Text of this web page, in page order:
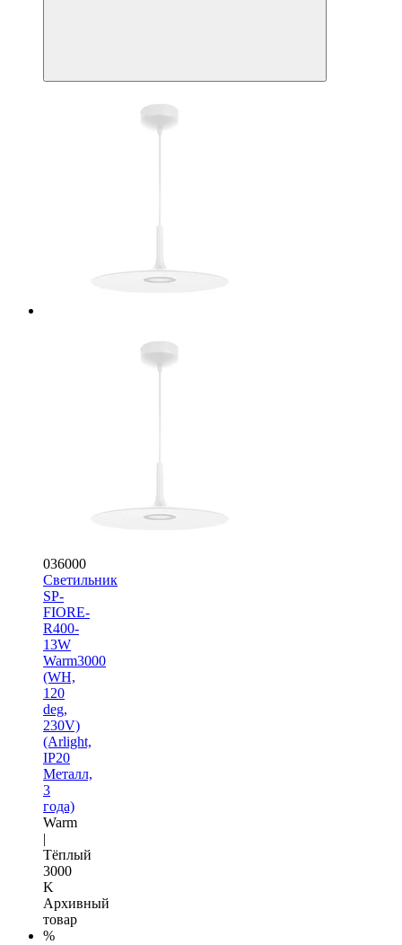
036000
Светильник
SP-
FIORE-
R400-
13W
Warm3000
(WH,
120
deg,
230V)
(Arlight,
IP20
Металл,
3
года)
Warm
|
Тёплый
3000
K
Архивный
товар
%